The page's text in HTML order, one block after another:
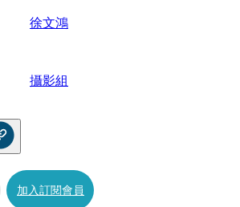
徐文鴻
攝影組
加入訂閱會員